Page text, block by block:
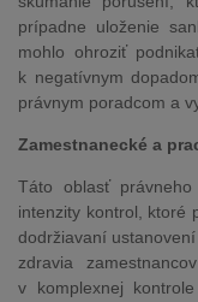
prípadne uloženie
mohlo ohroziť
k negatívnym
právnym poradcom a
Zamestnanecké a
Táto oblasť
intenzity kontrol, ktoré
dodržiavaní
zdravia
v komplexnej